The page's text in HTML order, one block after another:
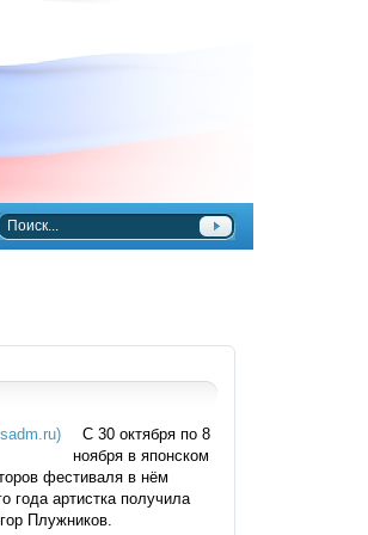
С 30 октября по 8
ноября в японском
фестиваля в нём
года артистка получила
Плужников.